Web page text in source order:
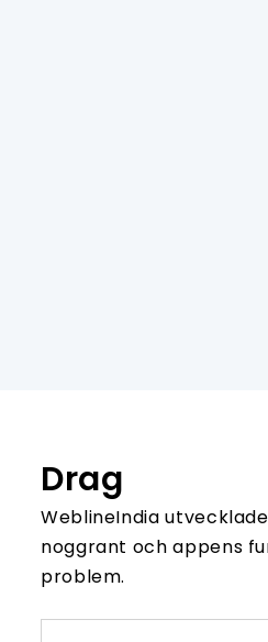
Drag
WeblineIndia
noggrant och appens
problem.